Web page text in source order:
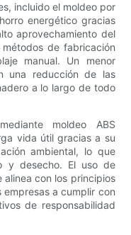
incluido el moldeo por
energético gracias
aprovechamiento del
de fabricación
manual. Un menor
una reducción de las
a lo largo de todo
moldeo ABS
vida útil gracias a su
ambiental, lo que
y desecho. El uso de
alinea con los principios
a cumplir con
de responsabilidad